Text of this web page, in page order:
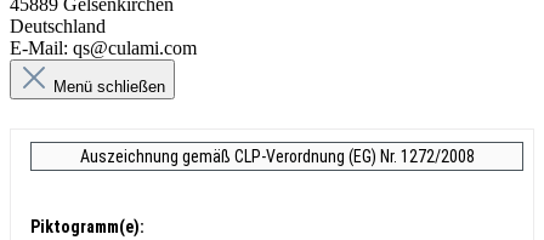
45889 Gelsenkirchen
Deutschland
E-Mail: qs@culami.com
Menü schließen
Auszeichnung gemäß CLP-Verordnung (EG) Nr. 1272/2008
Piktogramm(e):